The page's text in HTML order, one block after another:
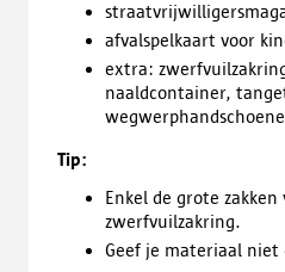
afvalspelkaart voor
extra:
naaldcontainer,
Tip:
Enkel de grote
zwerfvuilzakring.
Geef je materiaal niet